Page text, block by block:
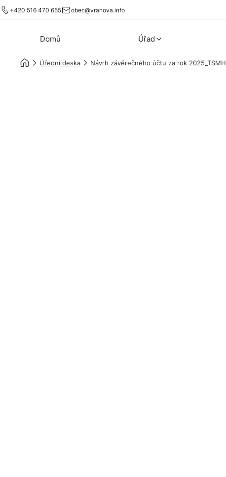
+420 516 470 655 obec@vranova.info
Domů Úřad
Úřední deska Návrh závěrečného účtu za rok 2025_TSMH